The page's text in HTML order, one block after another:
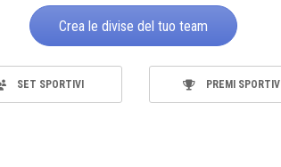
Crea le divise del tuo team
SET SPORTIVI PREMI SPORTIVI